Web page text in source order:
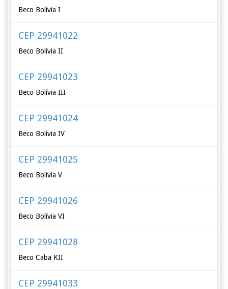
Beco Bolívia I
CEP 29941022
Beco Bolívia II
CEP 29941023
Beco Bolívia III
CEP 29941024
Beco Bolívia IV
CEP 29941025
Beco Bolívia V
CEP 29941026
Beco Bolívia VI
CEP 29941028
Beco Caba KII
CEP 29941033